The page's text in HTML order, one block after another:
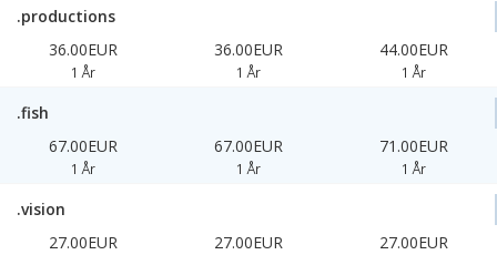
.productions
36.00EUR
1 År
36.00EUR
1 År
44.00EUR
1 År
.fish
67.00EUR
1 År
67.00EUR
1 År
71.00EUR
1 År
.vision
27.00EUR
27.00EUR 27.00EUR